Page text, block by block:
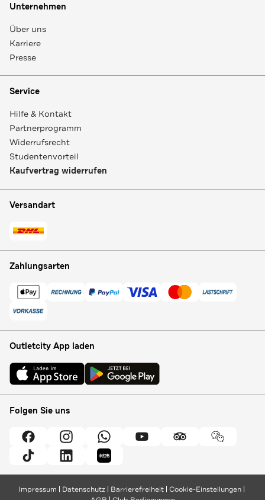
Unternehmen
Über uns
Karriere
Presse
Service
Hilfe & Kontakt
Partnerprogramm
Widerrufsrecht
Studentenvorteil
Kaufvertrag widerrufen
Versandart
Zahlungsarten
Outletcity App laden
Folgen Sie uns
Impressum Datenschutz Barrierefreiheit Cookie-Einstellungen